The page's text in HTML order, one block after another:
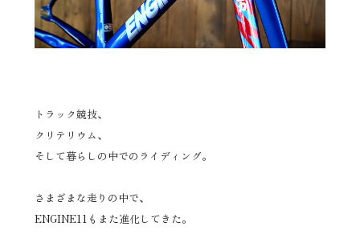
トラック競技、
クリテリウム、
そして暮らしの中でのライディング。
さまざまな走りの中で、
ENGINE11もまた進化してきた。